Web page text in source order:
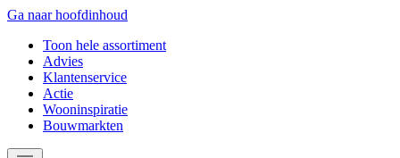
Ga naar hoofdinhoud
Toon hele assortiment
Advies
Klantenservice
Actie
Wooninspiratie
Bouwmarkten